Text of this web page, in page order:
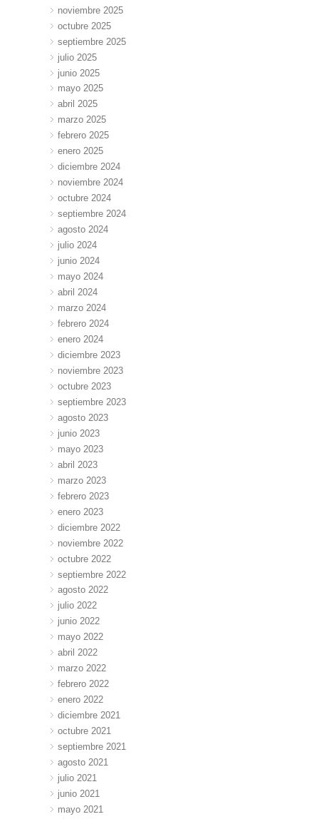
noviembre 2025
octubre 2025
septiembre 2025
julio 2025
junio 2025
mayo 2025
abril 2025
marzo 2025
febrero 2025
enero 2025
diciembre 2024
noviembre 2024
octubre 2024
septiembre 2024
agosto 2024
julio 2024
junio 2024
mayo 2024
abril 2024
marzo 2024
febrero 2024
enero 2024
diciembre 2023
noviembre 2023
octubre 2023
septiembre 2023
agosto 2023
junio 2023
mayo 2023
abril 2023
marzo 2023
febrero 2023
enero 2023
diciembre 2022
noviembre 2022
octubre 2022
septiembre 2022
agosto 2022
julio 2022
junio 2022
mayo 2022
abril 2022
marzo 2022
febrero 2022
enero 2022
diciembre 2021
octubre 2021
septiembre 2021
agosto 2021
julio 2021
junio 2021
mayo 2021